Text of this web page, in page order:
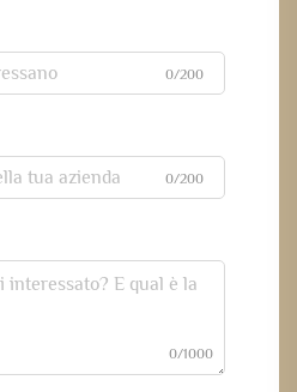
0/200
0/200
0/1000